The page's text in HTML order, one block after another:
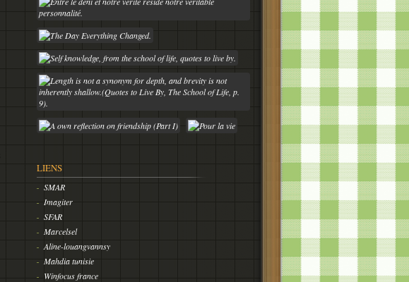
LIENS
SMAR
Imagiter
SFAR
Marcelsel
Aline-louangvannsy
Mahdia tunisie
Winfocus france